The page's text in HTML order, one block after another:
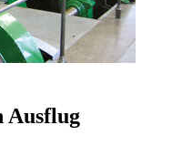
Ausflug